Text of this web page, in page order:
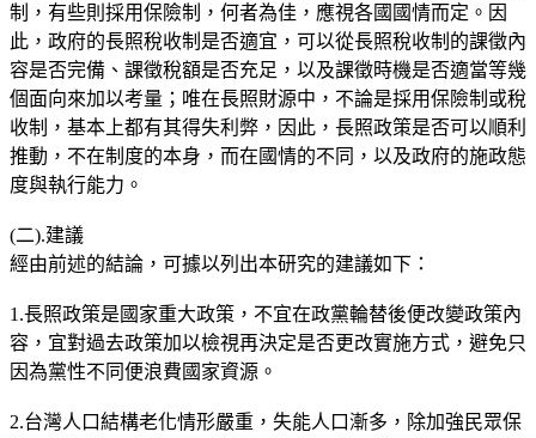
制，有些則採用保險制，何者為佳，應視各國國情而定。因
此，政府的長照稅收制是否適宜，可以從長照稅收制的課徵內
容是否完備、課徵稅額是否充足，以及課徵時機是否適當等幾
個面向來加以考量；唯在長照財源中，不論是採用保險制或稅
收制，基本上都有其得失利弊，因此，長照政策是否可以順利
推動，不在制度的本身，而在國情的不同，以及政府的施政態
度與執行能力。
(二).建議
經由前述的結論，可據以列出本研究的建議如下：
1.長照政策是國家重大政策，不宜在政黨輪替後便改變政策內
容，宜對過去政策加以檢視再決定是否更改實施方式，避免只
因為黨性不同便浪費國家資源。
2.台灣人口結構老化情形嚴重，失能人口漸多，除加強民眾保